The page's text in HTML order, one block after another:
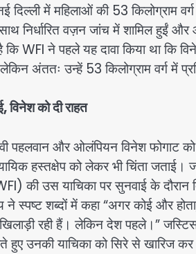
दिल्ली में महिलाओं की 53 किलोग्राम
निर्धारित वज़न जांच में शामिल हुईं
WFI ने पहले यह दावा किया था कि
अंततः उन्हें 53 किलोग्राम वर्ग में
विनेश को दी राहत
पहलवान और ओलंपियन विनेश
हस्तक्षेप को लेकर भी चिंता
की उस याचिका पर सुनवाई के दौरान
ने स्पष्ट शब्दों में कहा “अगर कोई और
रही हैं। लेकिन देश पहले।”
उनकी याचिका को सिरे से खारिज कर